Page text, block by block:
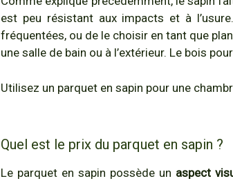
est peu résistant aux impacts et à
fréquentées, ou de le choisir en tant que
une salle de bain ou à l’extérieur. Le bois
Utilisez un parquet en sapin pour une
Quel est le prix du parquet en sapin ?
Le parquet en sapin possède un aspect